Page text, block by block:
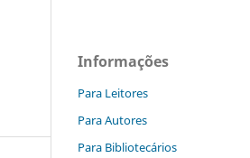
Informações
Para Leitores
Para Autores
Para Bibliotecários